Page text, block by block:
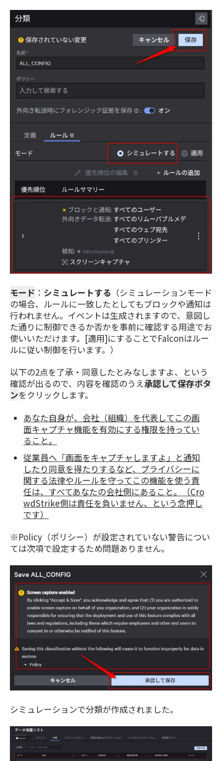
モード ： シミュレートする （シミュレーションモード
の場合、ルールに一致したとしてもブロックや通知は
行われません。イベントは生成されますので、意図し
た通りに制御できるか否かを事前に確認する用途でお
使いいただけます。[適用]にすることでFalconはルー
ルに従い制御を行います。）
以下の2点を了承・同意したとみなしますよ、という
確認が出るので、内容を確認のうえ承認して保存ボタ
ンをクリックします。
あなた自身が、会社（組織）を代表してこの画
面キャプチャ機能を有効にする権限を持ってい
ること。
従業員へ「画面をキャプチャしますよ」と通知
したり同意を得たりするなど、プライバシーに
関する法律やルールを守ってこの機能を使う責
任は、すべてあなたの会社側にあること。（Cro
wdStrike側は責任を負いません、という念押し
です）
※Policy（ポリシー）が設定されていない警告につい
ては次項で設定するため問題ありません。
シミュレーションで分類が作成されました。